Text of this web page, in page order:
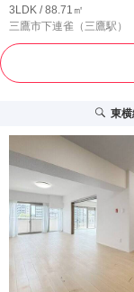
3LDK / 88.71㎡
三鷹市下連雀 （三鷹駅）
東横